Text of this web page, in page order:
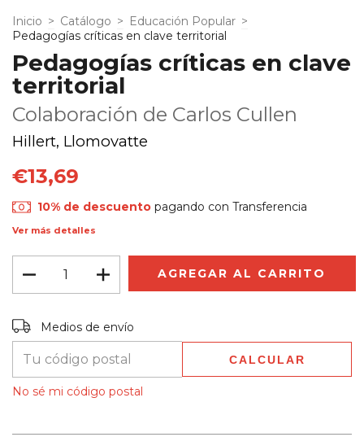
Inicio > Catálogo > Educación Popular >
Pedagogías críticas en clave territorial
Pedagogías críticas en clave
territorial
Colaboración de Carlos Cullen
Hillert, Llomovatte
€13,69
10% de descuento pagando con Transferencia
Ver más detalles
Entregas para el CP:
Medios de envío
CALCULAR
No sé mi código postal